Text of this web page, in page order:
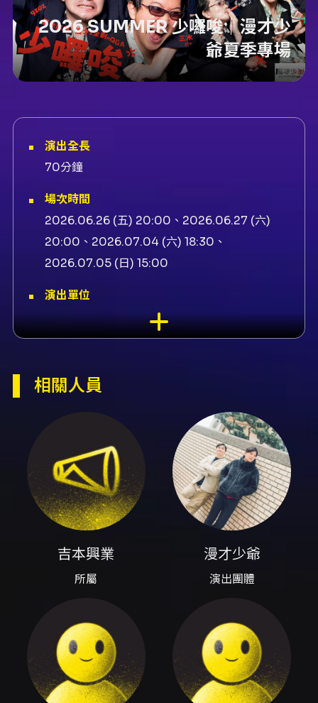
2026 SUMMER 少囉唆｜漫才少
爺夏季專場
演出全長
70分鐘
場次時間
2026.06.26 (五) 20:00、2026.06.27 (六)
20:00、2026.07.04 (六) 18:30、
2026.07.05 (日) 15:00
演出單位
卡米地 Live Comedy Club Taipei
北市中山區復興北路480號、賦格音樂藝文空間-
藝文空間 臺北市松山區南京東路四段118之2號、
群島國際藝術園區-大劇院 台中市西屯區西安街
277巷2號
演出團隊
所屬吉本興業、演出團體漫才少爺、演出太田拓
郎、演出三木奮
內容簡介
節目說明 漫才少爺（太田拓郎、三木奮）為來自
Q&A 與遊戲企劃，演出以日式關西漫才風格為
主，並以國語/台語演出為主軸，呈現台日文化笑
點的結合。主辦單位於台北、台中、高雄三地巡
迴演出，場次資訊如下： 場次與購票 - 台北場：
2026/06/26（五）20:00、
相關人員
吉本興業
所屬
漫才少爺
演出團體